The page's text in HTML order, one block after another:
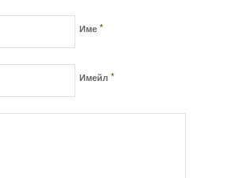
Име *
Имейл *